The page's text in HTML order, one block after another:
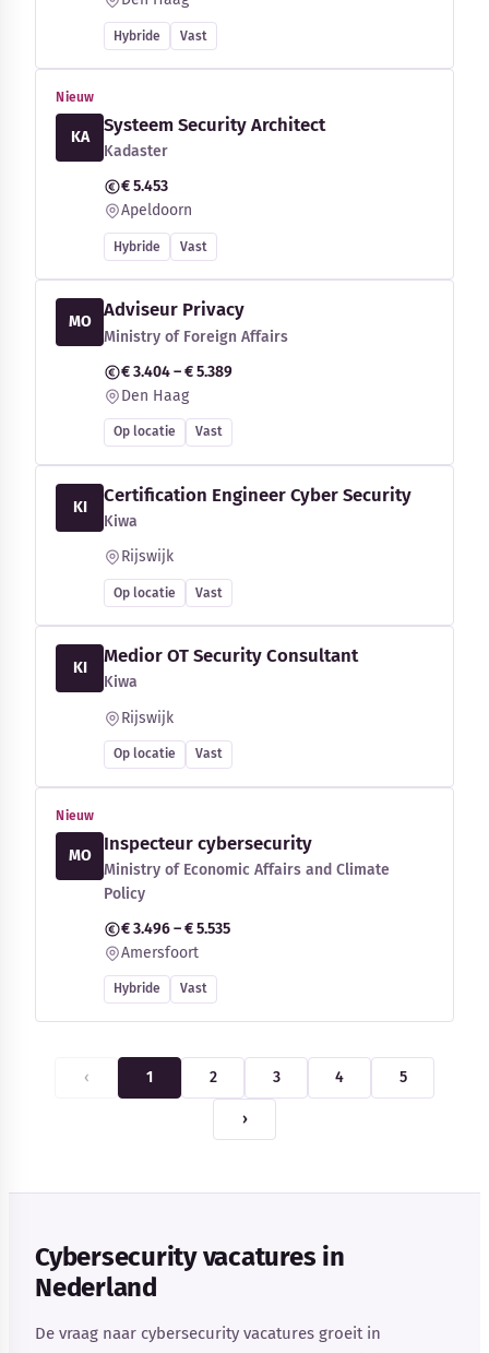
Hybride Vast
Nieuw
KA
Systeem Security Architect
Kadaster
€ 5.453
Apeldoorn
Hybride Vast
MO
Adviseur Privacy
Ministry of Foreign Affairs
€ 3.404 – € 5.389
Den Haag
Op locatie Vast
KI
Certification Engineer Cyber Security
Kiwa
Rijswijk
Op locatie Vast
KI
Medior OT Security Consultant
Kiwa
Rijswijk
Op locatie Vast
Nieuw
MO
Inspecteur cybersecurity
Ministry of Economic Affairs and Climate
Policy
€ 3.496 – € 5.535
Amersfoort
Hybride Vast
‹ 1 2 3 4 5
›
Cybersecurity vacatures in
Nederland
De vraag naar cybersecurity vacatures groeit in